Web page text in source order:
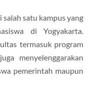
salah satu kampus yang
di Yogyakarta.
termasuk program
menyelenggarakan
pemerintah maupun